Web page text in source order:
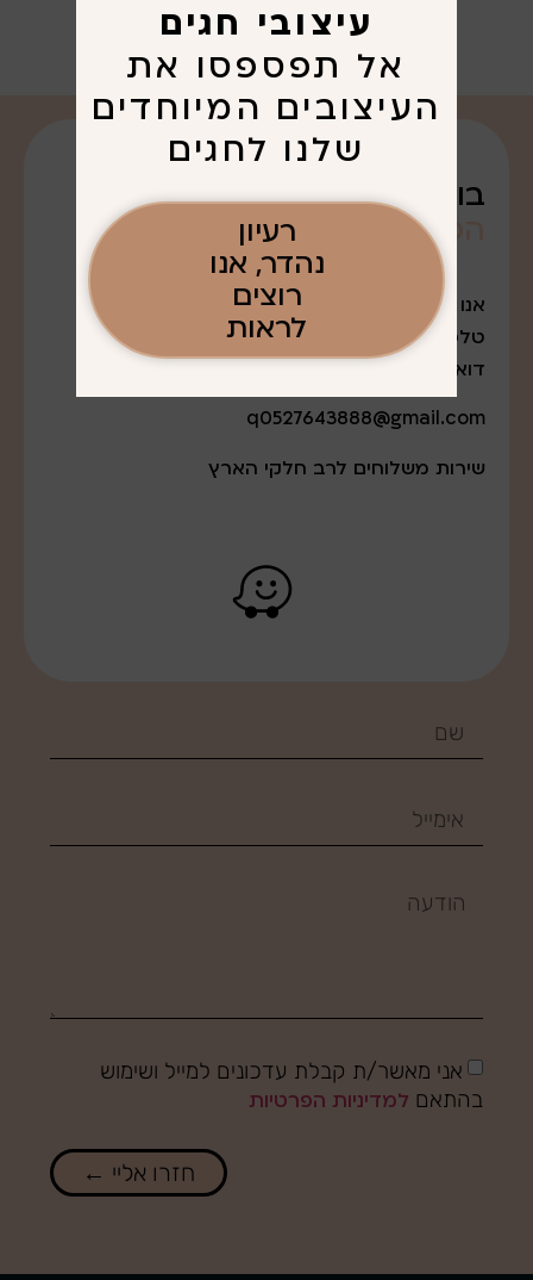
בואו נדבר על
הפריגוט
שרציתם. . .
אנו נמצאים במודיעין עלית
טלפון: 052-7643888
דואר אלקטרוני:
q0527643888@gmail.com
שירות משלוחים לרב חלקי הארץ
אני מאשר/ת קבלת עדכונים למייל ושימוש
בהתאם למדיניות הפרטיות
חזרו אליי ←
עיצובי חגים
אל תפספסו את
העיצובים המיוחדים
שלנו לחגים
רעיון
נהדר, אנו
רוצים
לראות